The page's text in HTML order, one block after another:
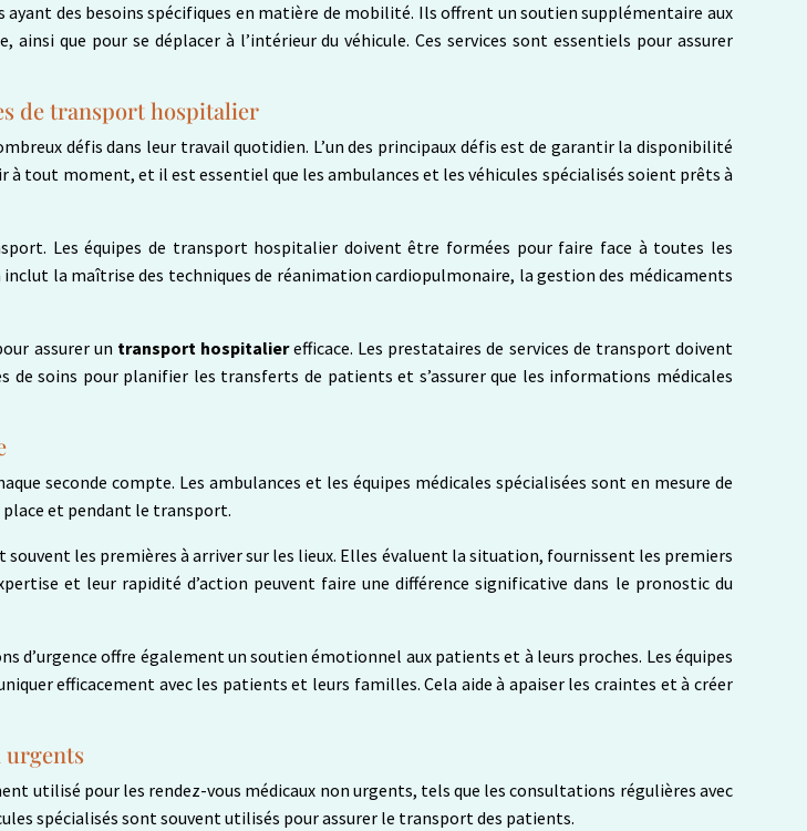
des besoins spécifiques en matière de mobilité. Ils offrent un soutien supplémentaire aux
que pour se déplacer à l’intérieur du véhicule. Ces services sont essentiels pour assurer
de transport hospitalier
défis dans leur travail quotidien. L’un des principaux défis est de garantir la disponibilité
tout moment, et il est essentiel que les ambulances et les véhicules spécialisés soient prêts à
Les équipes de transport hospitalier doivent être formées pour faire face à toutes les
la maîtrise des techniques de réanimation cardiopulmonaire, la gestion des médicaments
assurer un transport hospitalier efficace. Les prestataires de services de transport doivent
soins pour planifier les transferts de patients et s’assurer que les informations médicales
seconde compte. Les ambulances et les équipes médicales spécialisées sont en mesure de
place et pendant le transport.
les premières à arriver sur les lieux. Elles évaluent la situation, fournissent les premiers
et leur rapidité d’action peuvent faire une différence significative dans le pronostic du
d’urgence offre également un soutien émotionnel aux patients et à leurs proches. Les équipes
efficacement avec les patients et leurs familles. Cela aide à apaiser les craintes et à créer
utilisé pour les rendez-vous médicaux non urgents, tels que les consultations régulières avec
spécialisés sont souvent utilisés pour assurer le transport des patients.